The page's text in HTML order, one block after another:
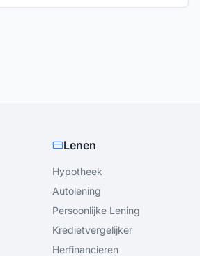
Lenen
Hypotheek
Autolening
Persoonlijke Lening
Kredietvergelijker
Herfinancieren